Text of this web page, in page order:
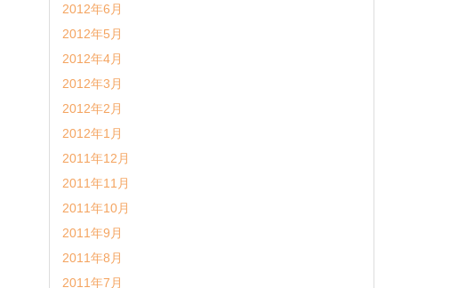
2012年6月
2012年5月
2012年4月
2012年3月
2012年2月
2012年1月
2011年12月
2011年11月
2011年10月
2011年9月
2011年8月
2011年7月